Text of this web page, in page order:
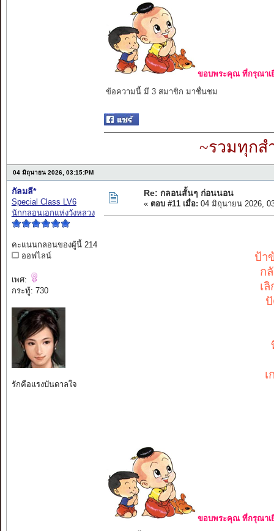
ขอบพระคุณ ที่กรุณาเ
ข้อความนี้ มี 3 สมาชิก มาชื่นชม
~รวมทุกส
04 มิถุนายน 2026, 03:15:PM
กัลมลี*
Special Class LV6
นักกลอนเอกแห่งวังหลวง
คะแนนกลอนของผู้นี้ 214
ออฟไลน์
เพศ:
กระทู้: 730
รักคือแรงบันดาลใจ
Re: กลอนสั้นๆ ก่อนนอน
« ตอบ #11 เมื่อ: 04 มิถุนายน 2026,
ป้า
ก
เ
ขอบพระคุณ ที่กรุณาเ